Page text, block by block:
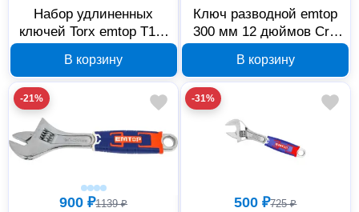
Набор удлиненных
ключей Torx emtop T10-
В корзину
Ключ разводной emtop
300 мм 12 дюймов CrV
В корзину
-21%
900 ₽1139 ₽
-31%
500 ₽725 ₽